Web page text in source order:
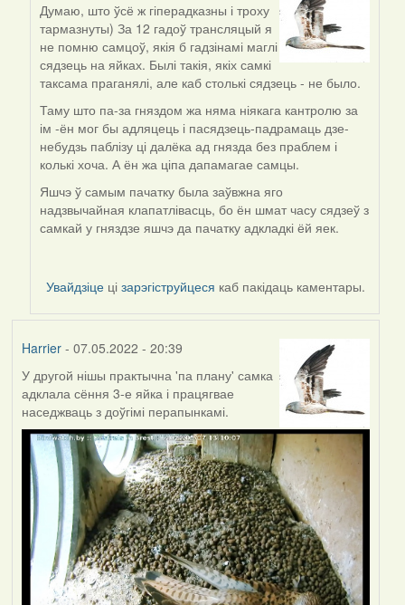
In
reply
to
by
Lighty
Думаю, што ўсё ж гіперадказны і троху
тармазнуты) За 12 гадоў трансляцый я
не помню самцоў, якія б гадзінамі маглі
сядзець на яйках. Былі такія, якіх самкі
таксама праганялі, але каб столькі сядзець - не было.
Таму што па-за гняздом жа няма ніякага кантролю за
ім -ён мог бы адляцець і пасядзець-падрамаць дзе-
небудзь паблізу ці далёка ад гнязда без праблем і
колькі хоча. А ён жа ціпа дапамагае самцы.
Яшчэ ў самым пачатку была заўвжна яго
надзвычайная клапатлівасць, бо ён шмат часу сядзеў з
самкай у гняздзе яшчэ да пачатку адкладкі ёй яек.
Увайдзіце цізарэгіструйцеся каб пакідаць каментары.
Harrier- 07.05.2022 - 20:39
У другой нішы практычна 'па плану' самка
адклала сёння 3-е яйка і працягвае
наседжваць з доўгімі перапынкамі.